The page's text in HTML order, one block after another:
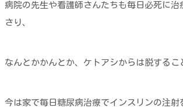
病院の先生や看護師さんたちも毎日必死に治
さり、
なんとかかんとか、ケトアシからは脱するこ
今は家で毎日糖尿病治療でインスリンの注射